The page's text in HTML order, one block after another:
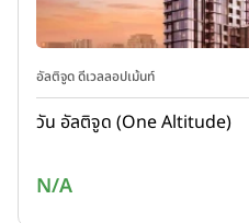
อัลติจูด ดีเวลลอปเม้นท์
วัน อัลติจูด (One Altitude)
N/A